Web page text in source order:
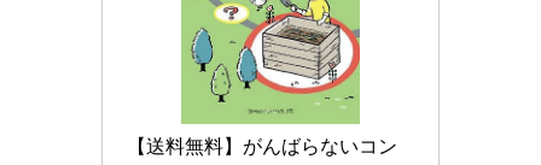
【送料無料】がんばらないコン